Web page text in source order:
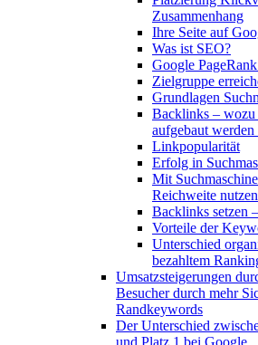
Zusammenhang
Ihre Seite auf
Was ist SEO?
Google
Zielgruppe
Grundlagen
Backlinks – wozu
aufgebaut werden
Linkpopularität
Erfolg in
Mit
Reichweite nutzen
Backlinks setzen
Vorteile der
Unterschied
bezahltem
Umsatzsteigerungen
Besucher durch mehr
Randkeywords
Der Unterschied
und Platz 1 bei Google